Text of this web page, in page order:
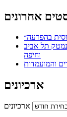
אחרונים
תל אביב
וחיפה
ארכיונים
ארכיונים